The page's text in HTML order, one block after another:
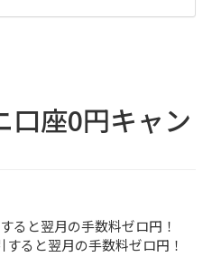
口座0円キャン
と翌月の手数料ゼロ円！
ると翌月の手数料ゼロ円！